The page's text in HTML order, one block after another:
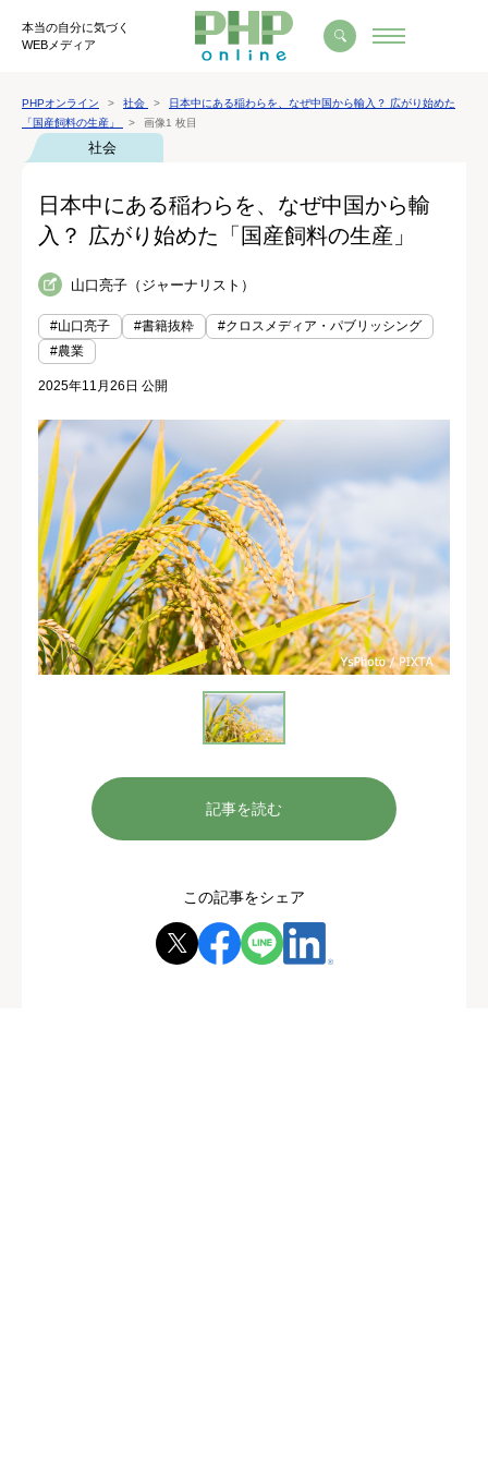
本当の自分に気づく
WEBメディア
PHPオンライン 社会
日本中にある稲わらを、なぜ中国から輸入？ 広がり始めた
「国産飼料の生産」
画像1 枚目
社会
日本中にある稲わらを、なぜ中国から輸
入？ 広がり始めた「国産飼料の生産」
山口亮子（ジャーナリスト）
#山口亮子 #書籍抜粋
#クロスメディア・パブリッシング
#農業
2025年11月26日 公開
記事を読む
この記事をシェア